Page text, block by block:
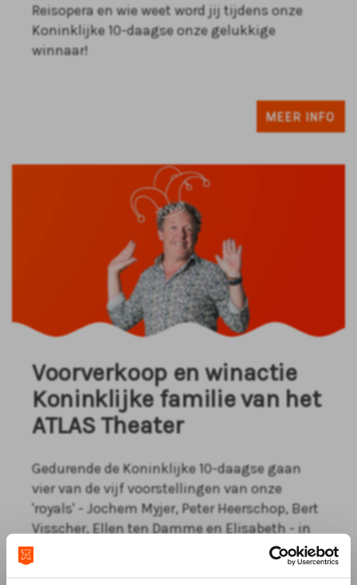
Reisopera en wie weet word jij tijdens onze
Koninklijke 10-daagse onze gelukkige
winnaar!
MEER INFO
Voorverkoop en winactie
Koninklijke familie van het
ATLAS Theater
Gedurende de Koninklijke 10-daagse gaan
vier van de vijf voorstellingen van onze
'royals' - Jochem Myjer, Peter Heerschop, Bert
Visscher, Ellen ten Damme en Elisabeth - in
de voorverkoop. Maar dat is nog niet alles!
Doe mee aan onze exclusieve social media